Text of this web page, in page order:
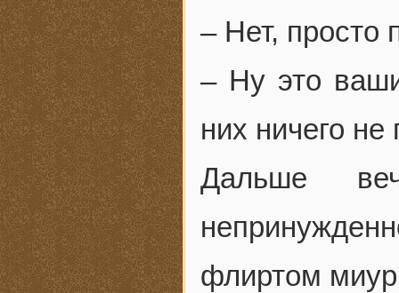
– Нет, просто
– Ну это
них ничего
Дальше
флиртом